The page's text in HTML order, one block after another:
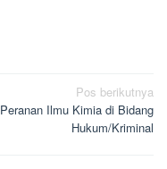
Pos berikutnya
Peranan Ilmu Kimia di Bidang
Hukum/Kriminal